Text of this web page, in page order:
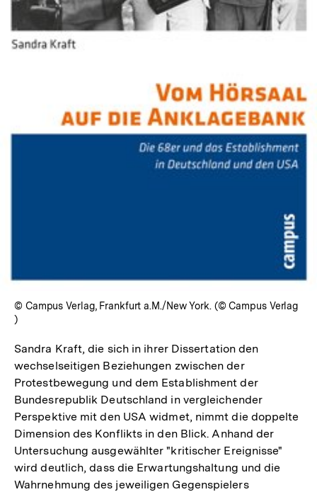
öffnen
© Campus Verlag, Frankfurt a.M./New York. (© Campus Verlag
)
Sandra Kraft, die sich in ihrer Dissertation den
wechselseitigen Beziehungen zwischen der
Protestbewegung und dem Establishment der
Bundesrepublik Deutschland in vergleichender
Perspektive mit den USA widmet, nimmt die doppelte
Dimension des Konflikts in den Blick. Anhand der
Untersuchung ausgewählter "kritischer Ereignisse"
wird deutlich, dass die Erwartungshaltung und die
Wahrnehmung des jeweiligen Gegenspielers